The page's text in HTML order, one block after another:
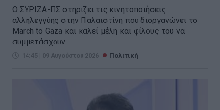
Ο ΣΥΡΙΖΑ-ΠΣ στηρίζει τις κινητοποιήσεις
αλληλεγγύης στην Παλαιστίνη που διοργανώνει το
March to Gaza και καλεί μέλη και φίλους του να
συμμετάσχουν.
14:45 | 09 Αυγούστου 2026 Πολιτική